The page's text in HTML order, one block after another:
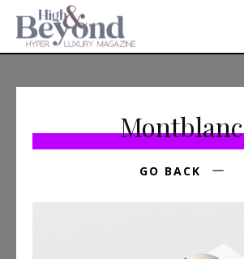
Montblanc
GO BACK